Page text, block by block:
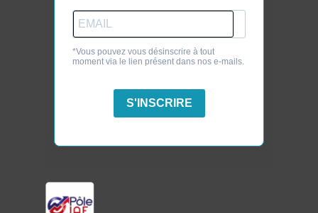
*Vous pouvez vous désinscrire à tout
moment via le lien présent dans nos e-mails.
S'INSCRIRE